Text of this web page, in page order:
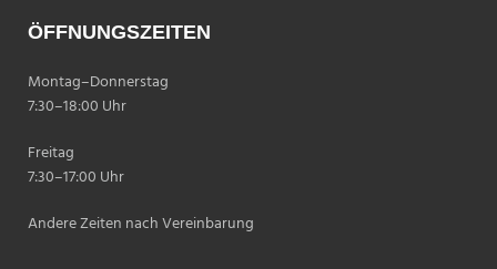
ÖFFNUNGSZEITEN
Montag–Donnerstag
7:30–18:00 Uhr
Freitag
7:30–17:00 Uhr
Andere Zeiten nach Vereinbarung